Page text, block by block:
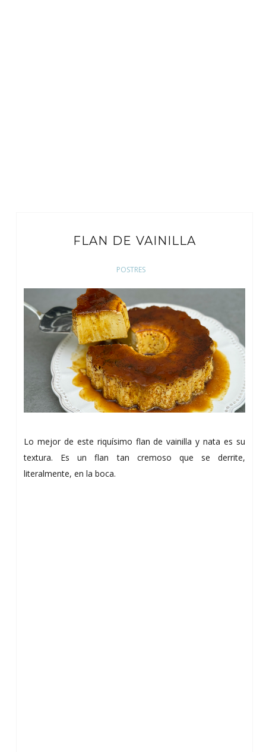
FLAN DE VAINILLA
POSTRES
Lo mejor de este riquísimo flan de vainilla y nata es su
textura. Es un flan tan cremoso que se derrite,
literalmente, en la boca.